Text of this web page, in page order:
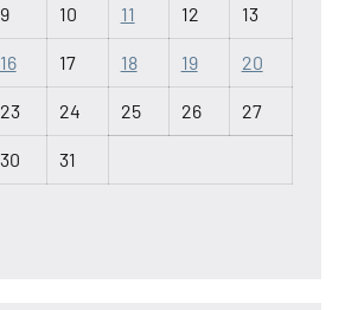
9 10 11 12 13
16 17 18 19 20
23 24 25 26 27
30 31